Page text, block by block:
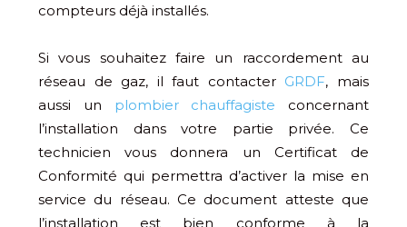
compteurs déjà installés.
Si vous souhaitez faire un raccordement au
réseau de gaz, il faut contacter GRDF, mais
aussi un plombier chauffagiste concernant
l’installation dans votre partie privée. Ce
technicien vous donnera un Certificat de
Conformité qui permettra d’activer la mise en
service du réseau. Ce document atteste que
l’installation est bien conforme à la